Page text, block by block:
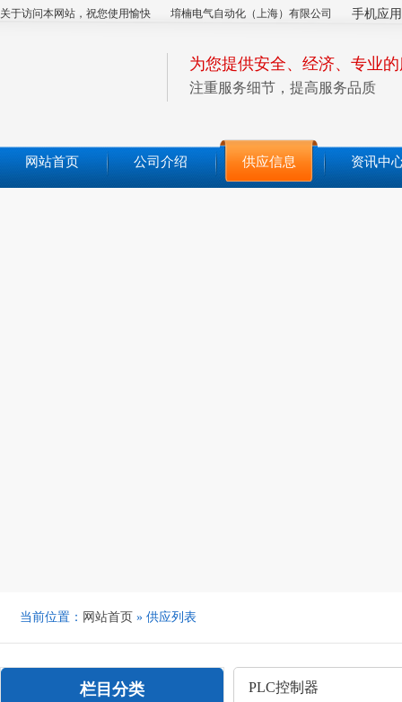
关于访问本网站，祝您使用愉快 堉楠电气自动化（上海）有限公司 手机应用
为您提供安全、经济、专业
注重服务细节，提高服务品质
网站首页 公司介绍 供应信息 资讯中
当前位置： 网站首页 » 供应列表
栏目分类 PLC控制器